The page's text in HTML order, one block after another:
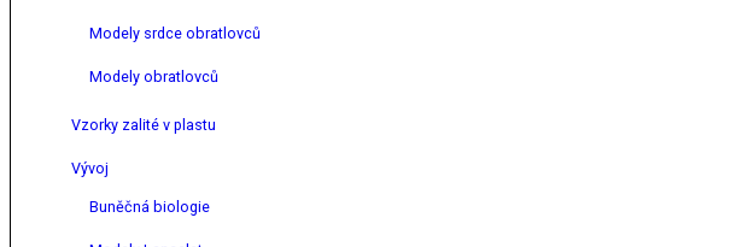
Modely srdce obratlovců
Modely obratlovců
Vzorky zalité v plastu
Vývoj
Buněčná biologie